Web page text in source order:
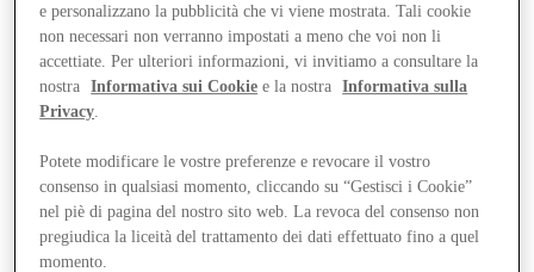
e personalizzano la pubblicità che vi viene mostrata. Tali cookie
non necessari non verranno impostati a meno che voi non li
accettiate. Per ulteriori informazioni, vi invitiamo a consultare la
nostra
Informativa sui Cookie e la nostra
Informativa sulla
Privacy
Potete modificare le vostre preferenze e revocare il vostro
consenso in qualsiasi momento, cliccando su “Gestisci i Cookie”
nel piè di pagina del nostro sito web. La revoca del consenso non
pregiudica la liceità del trattamento dei dati effettuato fino a quel
momento.